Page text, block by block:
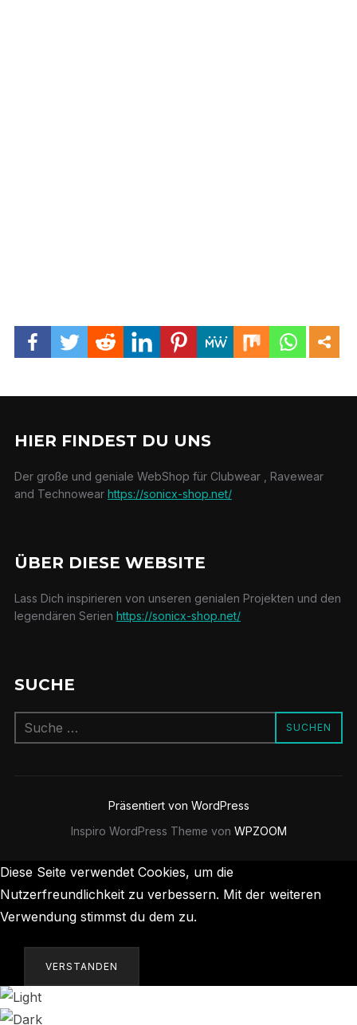
HIER FINDEST DU UNS
Der große und geniale WebShop für Clubwear , Ravewear
and Technowear https://sonicx-shop.net/
ÜBER DIESE WEBSITE
Lass Dich inspirieren von unseren genialen Projekten und den
legendären Serien https://sonicx-shop.net/
SUCHE
nach:
SUCHEN
Präsentiert von WordPress
Inspiro WordPress Theme von WPZOOM
Diese Seite verwendet Cookies, um die
Nutzerfreundlichkeit zu verbessern. Mit der weiteren
Verwendung stimmst du dem zu.
VERSTANDEN